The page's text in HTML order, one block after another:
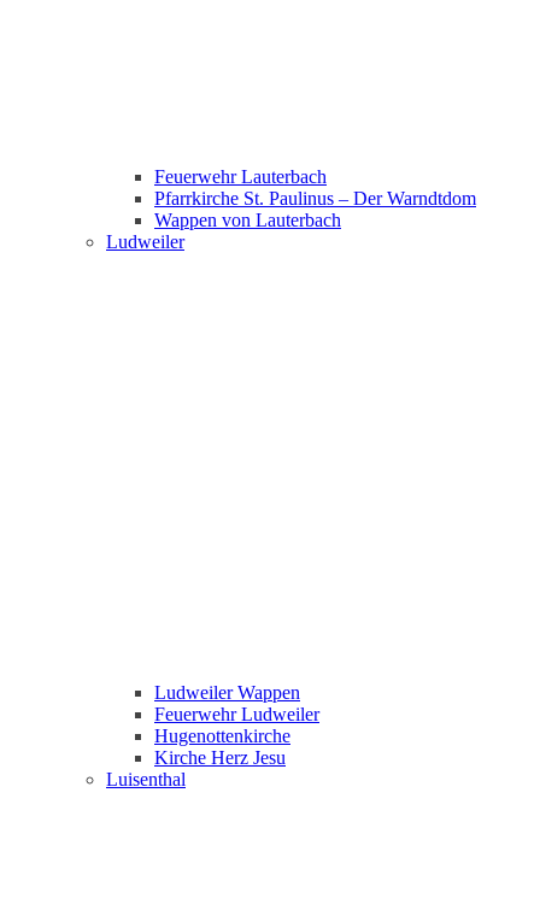
Feuerwehr Lauterbach
Pfarrkirche St. Paulinus – Der Warndtdom
Wappen von Lauterbach
Ludweiler
Ludweiler Wappen
Feuerwehr Ludweiler
Hugenottenkirche
Kirche Herz Jesu
Luisenthal